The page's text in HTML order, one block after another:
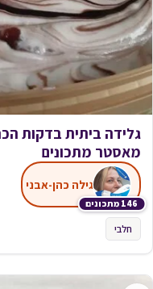
גלידה ביתית בדקות
מאסטר מתכונים
146 מתכונים
גילה כהן-אבני
חלבי
♥